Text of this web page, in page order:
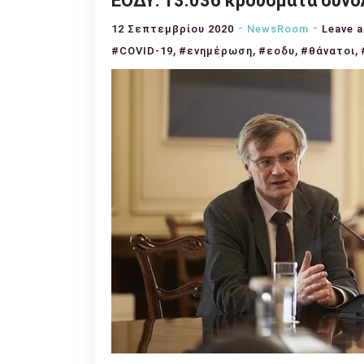
12 Σεπτεμβρίου 2020 NewsRoom Leave
#COVID-19, #ενημέρωση, #εοδυ, #θάνατοι,